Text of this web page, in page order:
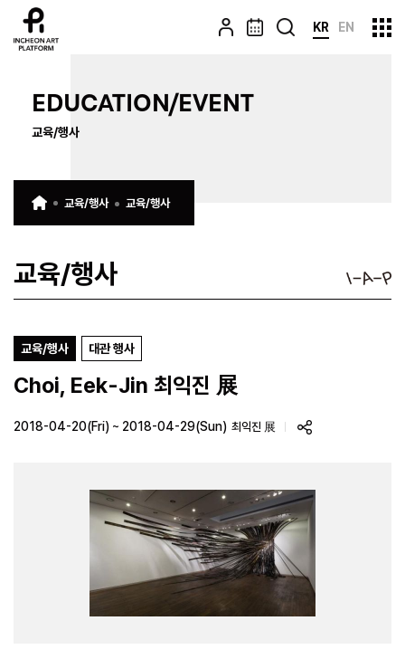
KR EN
EDUCATION/EVENT
교육/행사
교육/행사 교육/행사
교육/행사
교육/행사 대관 행사
Choi, Eek-Jin 최익진 展
2018-04-20(Fri) ~ 2018-04-29(Sun) 최익진 展